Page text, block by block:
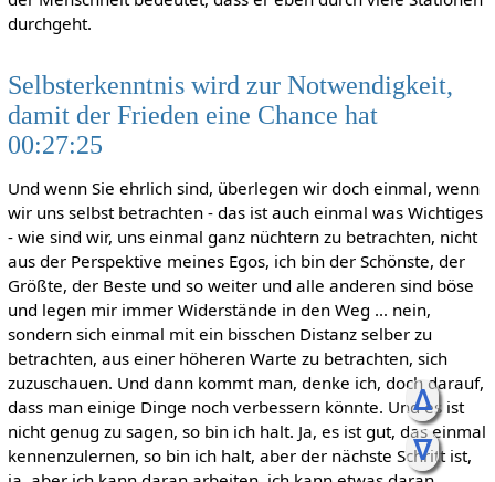
ᐃ
ᐁ
durchgeht.
Selbsterkenntnis wird zur Notwendigkeit,
damit der Frieden eine Chance hat
00:27:25
Und wenn Sie ehrlich sind, überlegen wir doch einmal, wenn
wir uns selbst betrachten - das ist auch einmal was Wichtiges
- wie sind wir, uns einmal ganz nüchtern zu betrachten, nicht
aus der Perspektive meines Egos, ich bin der Schönste, der
Größte, der Beste und so weiter und alle anderen sind böse
und legen mir immer Widerstände in den Weg … nein,
sondern sich einmal mit ein bisschen Distanz selber zu
betrachten, aus einer höheren Warte zu betrachten, sich
zuzuschauen. Und dann kommt man, denke ich, doch darauf,
dass man einige Dinge noch verbessern könnte. Und es ist
nicht genug zu sagen, so bin ich halt. Ja, es ist gut, das einmal
kennenzulernen, so bin ich halt, aber der nächste Schritt ist,